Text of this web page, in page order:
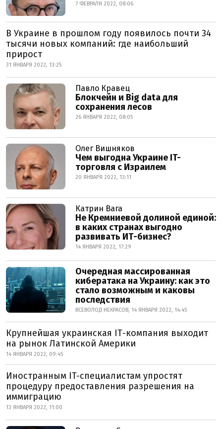
7 ФЕВРАЛЯ 2022, 08:06
В Украине в прошлом году появилось почти 34
тысячи новых компаний: где наибольший
прирост
31 ЯНВАРЯ 2022, 13:25
Павло Кравец
Блокчейн и Big data для
сохранения лесов
26 ЯНВАРЯ 2022, 08:05
Олег Вишняков
Чем выгодна Украине IT-
торговля с Израилем
20 ЯНВАРЯ 2022, 13:11
Катрин Вага
Не Кремниевой долиной единой:
в каких странах выгодно
развивать ИТ-бизнес?
14 ЯНВАРЯ 2022, 17:29
Очередная массированная
кибератака на Украину: как это
стало возможным и каковы
последствия
ВСЕВОЛОД НЕКРАСОВ, 14 ЯНВАРЯ 2022, 14:45
Крупнейшая украинская IТ-компания выходит
на рынок Латинской Америки
14 ЯНВАРЯ 2022, 09:45
Иностранным IT-специалистам упростят
процедуру предоставления разрешения на
иммиграцию
13 ЯНВАРЯ 2022, 11:00